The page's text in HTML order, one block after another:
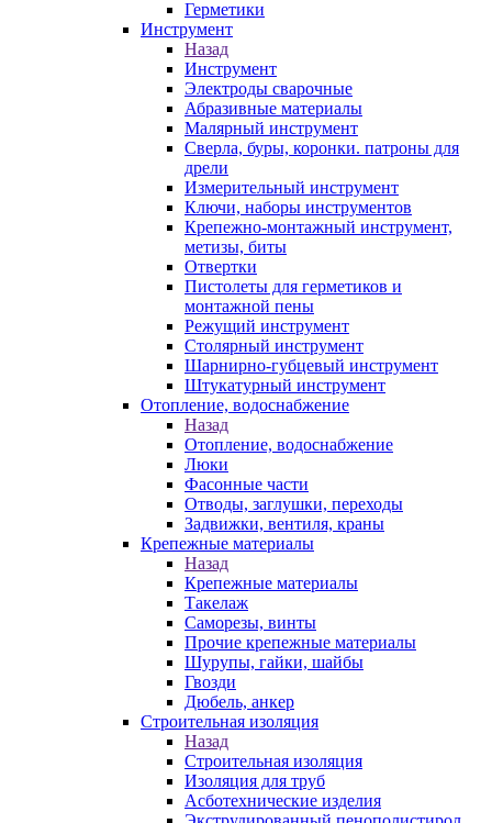
Герметики
Инструмент
Назад
Инструмент
Электроды сварочные
Абразивные материалы
Малярный инструмент
Сверла, буры, коронки. патроны для
дрели
Измерительный инструмент
Ключи, наборы инструментов
Крепежно-монтажный инструмент,
метизы, биты
Отвертки
Пистолеты для герметиков и
монтажной пены
Режущий инструмент
Столярный инструмент
Шарнирно-губцевый инструмент
Штукатурный инструмент
Отопление, водоснабжение
Назад
Отопление, водоснабжение
Люки
Фасонные части
Отводы, заглушки, переходы
Задвижки, вентиля, краны
Крепежные материалы
Назад
Крепежные материалы
Такелаж
Саморезы, винты
Прочие крепежные материалы
Шурупы, гайки, шайбы
Гвозди
Дюбель, анкер
Строительная изоляция
Назад
Строительная изоляция
Изоляция для труб
Асботехнические изделия